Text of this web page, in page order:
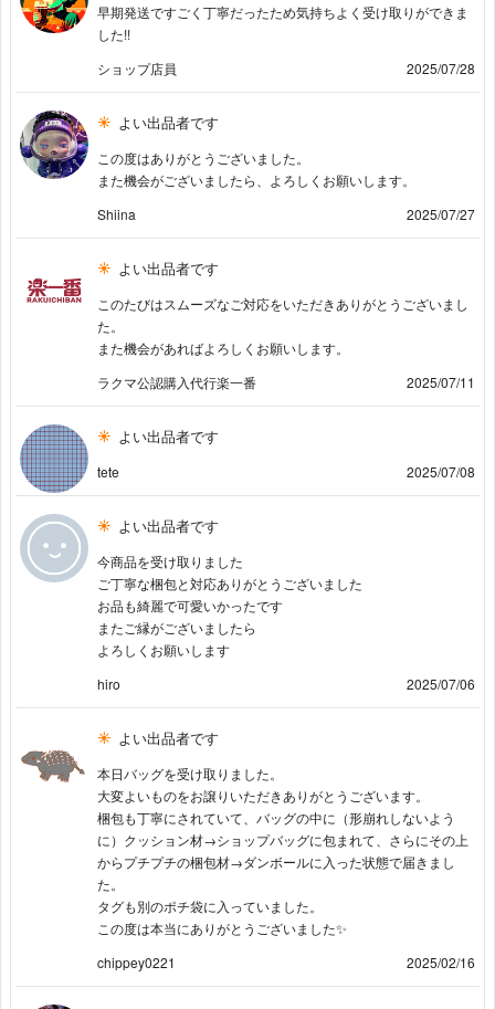
早期発送ですごく丁寧だったため気持ちよく受け取りができま
した!!
ショップ店員
2025/07/28
よい出品者です
この度はありがとうございました。
また機会がございましたら、よろしくお願いします。
Shiina
2025/07/27
よい出品者です
このたびはスムーズなご対応をいただきありがとうございまし
た。
また機会があればよろしくお願いします。
ラクマ公認購入代行楽一番
2025/07/11
よい出品者です
tete 2025/07/08
よい出品者です
今商品を受け取りました
ご丁寧な梱包と対応ありがとうございました
お品も綺麗で可愛いかったです
またご縁がございましたら
よろしくお願いします
hiro
2025/07/06
よい出品者です
本日バッグを受け取りました。
大変よいものをお譲りいただきありがとうございます。
梱包も丁寧にされていて、バッグの中に（形崩れしないよう
に）クッション材→ショップバッグに包まれて、さらにその上
からプチプチの梱包材→ダンボールに入った状態で届きまし
た。
タグも別のポチ袋に入っていました。
この度は本当にありがとうございました✨
chippey0221
2025/02/16